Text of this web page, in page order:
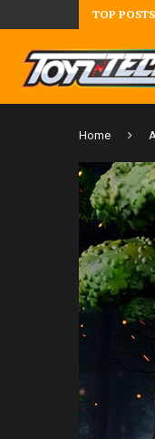
TOP POSTS
Home